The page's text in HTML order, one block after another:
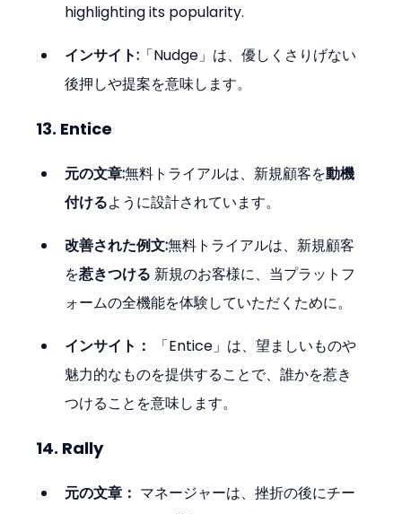
highlighting its popularity.
インサイト: 「Nudge」は、優しくさりげない
後押しや提案を意味します。
13. Entice
元の文章:無料トライアルは、新規顧客を動機
付けるように設計されています。
改善された例文:無料トライアルは、新規顧客
を惹きつける 新規のお客様に、当プラットフ
ォームの全機能を体験していただくために。
インサイト：
「Entice」は、望ましいものや
魅力的なものを提供することで、誰かを惹き
つけることを意味します。
14. Rally
元の文章： マネージャーは、挫折の後にチー